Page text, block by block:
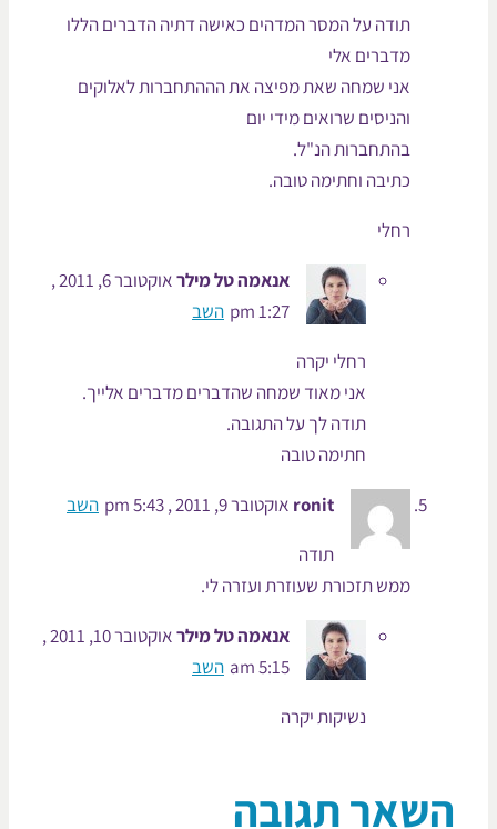
תודה על המסר המדהים כאישה דתיה הדברים הללו
מדברים אלי
אני שמחה שאת מפיצה את הההתחברות לאלוקים
והניסים שרואים מידי יום
בהתחברות הנ"ל.
כתיבה וחתימה טובה.
אנאמה טל מילר
אוקטובר 6, 2011 ,
1:27 pm
השב
רחלי יקרה
אני מאוד שמחה שהדברים מדברים אלייך.
תודה לך על התגובה.
חתימה טובה
ronit אוקטובר 9, 2011 , 5:43 pm השב
תודה
ממש תזכורת שעוזרת ועזרה לי.
אנאמה טל מילר
אוקטובר 10, 2011 ,
5:15 am
השב
נשיקות יקרה
תגובה